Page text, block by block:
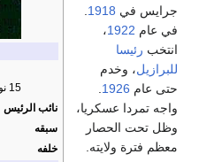
15 نوفمبر 1922 – 15 نوفمبر 1926
نائب الرئيس
سبقه
خلفه
جرايس في 1918
في عام 1922،
انتخب رئيسا
للبرازيل، وخدم
حتى عام 1926
واجه تمردا عسكريا،
وظل تحت الحصار
معظم فترة ولايته.